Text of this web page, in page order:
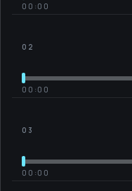
00:00
02
00:00
03
00:00